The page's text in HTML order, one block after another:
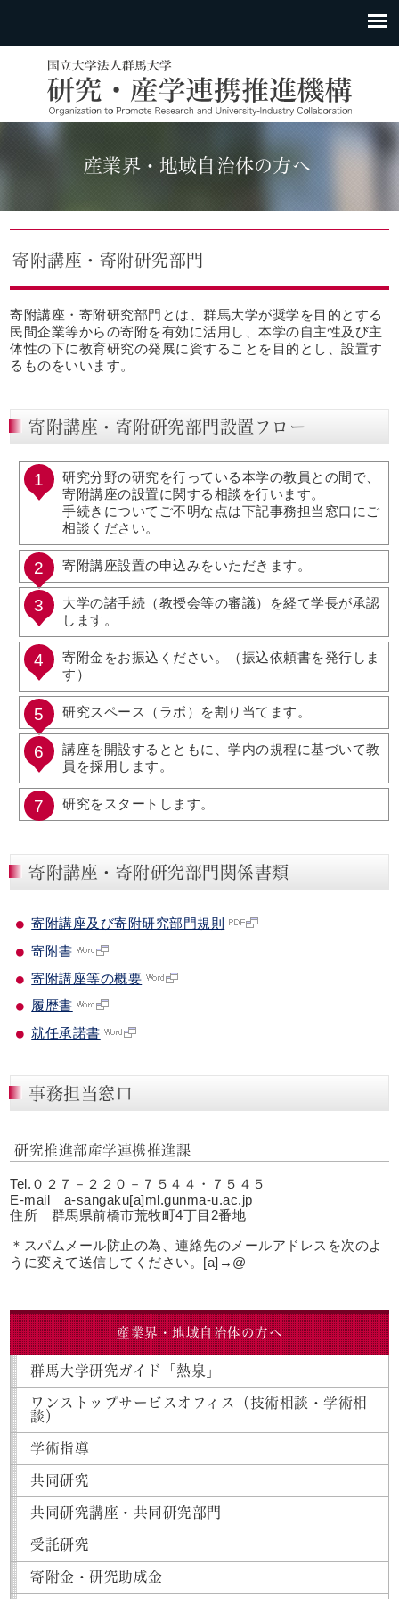
産業界・地域自治体の方へ
寄附講座・寄附研究部門
寄附講座・寄附研究部門とは、群馬大学が奨学を目的とする
民間企業等からの寄附を有効に活用し、本学の自主性及び主
体性の下に教育研究の発展に資することを目的とし、設置す
るものをいいます。
寄附講座・寄附研究部門設置フロー
研究分野の研究を行っている本学の教員との間で、
寄附講座の設置に関する相談を行います。
手続きについてご不明な点は下記事務担当窓口にご
相談ください。
寄附講座設置の申込みをいただきます。
大学の諸手続（教授会等の審議）を経て学長が承認
します。
寄附金をお振込ください。（振込依頼書を発行しま
す）
研究スペース（ラボ）を割り当てます。
講座を開設するとともに、学内の規程に基づいて教
員を採用します。
研究をスタートします。
寄附講座・寄附研究部門関係書類
寄附講座及び寄附研究部門規則
寄附書
寄附講座等の概要
履歴書
就任承諾書
事務担当窓口
研究推進部産学連携推進課
Tel.０２７－２２０－７５４４・７５４５
E-mail a-sangaku[a]ml.gunma-u.ac.jp
住所 群馬県前橋市荒牧町4丁目2番地
＊スパムメール防止の為、連絡先のメールアドレスを次のよ
うに変えて送信してください。[a]→@
産業界・地域自治体の方へ
群馬大学研究ガイド「熱泉」
ワンストップサービスオフィス（技術相談・学術相
談）
学術指導
共同研究
共同研究講座・共同研究部門
受託研究
寄附金・研究助成金